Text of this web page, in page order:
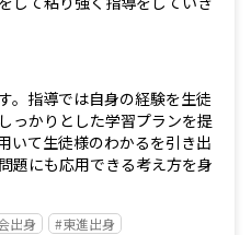
。指導では自身の経験を生徒
っかりとした学習プランを提
いて生徒様のわかるを引き出
題にも応用できる考え方を身
出身 #東進出身